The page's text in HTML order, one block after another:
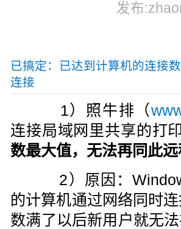
发布
已搞定：已达到计算机的连接
连接
1）照牛排（
连接局域网里共享的打
数最大值，无法再同此
2）原因：
的计算机通过网络同时
数满了以后新用户就无